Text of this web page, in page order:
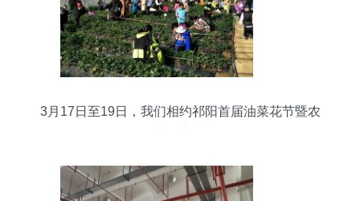
3月17日至19日，我们相约祁阳首届油菜花节暨农